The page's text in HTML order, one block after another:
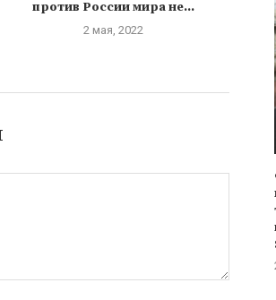
против России мира не...
2 мая, 2022